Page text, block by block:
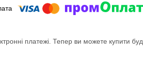
платежі. Тепер ви можете купити